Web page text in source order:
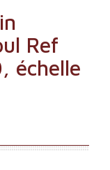
Ref
échelle